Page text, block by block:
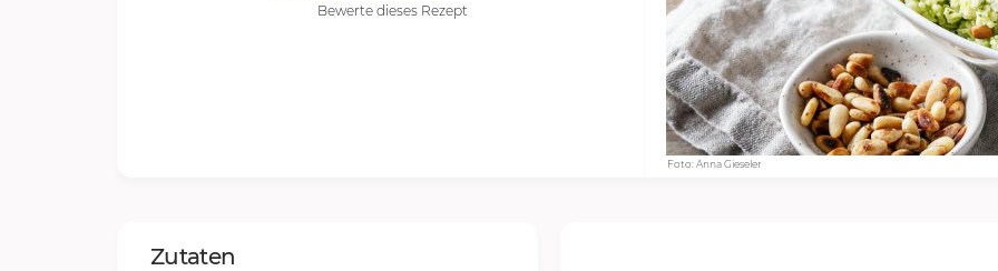
Foto: Anna Gieseler
Bewerte dieses Rezept
Zutaten